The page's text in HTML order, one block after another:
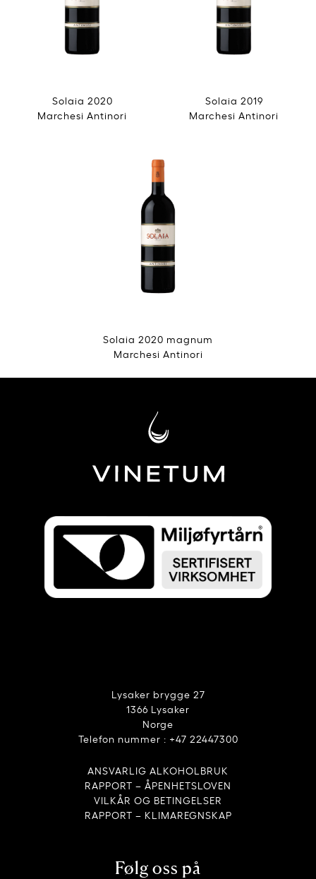
Solaia 2020
Marchesi Antinori
Solaia 2019
Marchesi Antinori
Solaia 2020 magnum
Marchesi Antinori
Lysaker brygge 27
1366 Lysaker
Norge
Telefon nummer : +47 22447300
ANSVARLIG ALKOHOLBRUK
RAPPORT – ÅPENHETSLOVEN
VILKÅR OG BETINGELSER
RAPPORT – KLIMAREGNSKAP
Følg oss på